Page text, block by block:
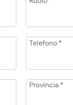
Telefono*
Provincia *